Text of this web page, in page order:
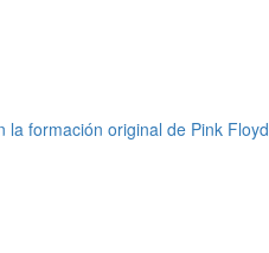
la formación original de Pink Floyd